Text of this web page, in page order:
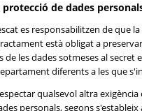
protecció de dades
es responsabilitzen de
està obligat a
de les dades sotmeses al
diferents a les que
qualsevol altra
personals, segons